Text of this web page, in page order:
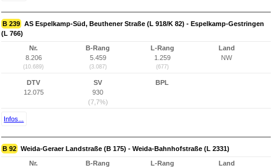
B 239 AS Espelkamp-Süd, Beuthener Straße (L 918/K 82) - Espelkamp-Gestringen
(L 766)
Nr.
8.206
(10.689)
B-Rang
5.459
(3.087)
L-Rang
1.259
(677)
Land
NW
DTV
12.075
SV
930
(7,7%)
BPL
Infos...
B 92 Weida-Geraer Landstraße (B 175) - Weida-Bahnhofstraße (L 2331)
Nr.
B-Rang
L-Rang
Land